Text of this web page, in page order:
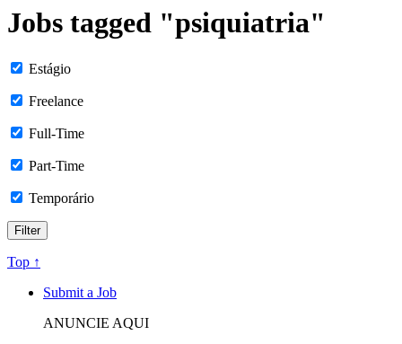
Jobs tagged "psiquiatria"
Estágio
Freelance
Full-Time
Part-Time
Temporário
Top ↑
Submit a Job
ANUNCIE AQUI